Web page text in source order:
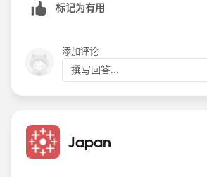
标记为有用
添加评论
撰写回答...
Japan